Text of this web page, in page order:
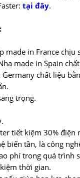
tại đây.
made in France
made in Spain
chất liệu
trọng.
tiết kiệm 30% điện
biến tần, là công
phí trong quá trình
thời gian.